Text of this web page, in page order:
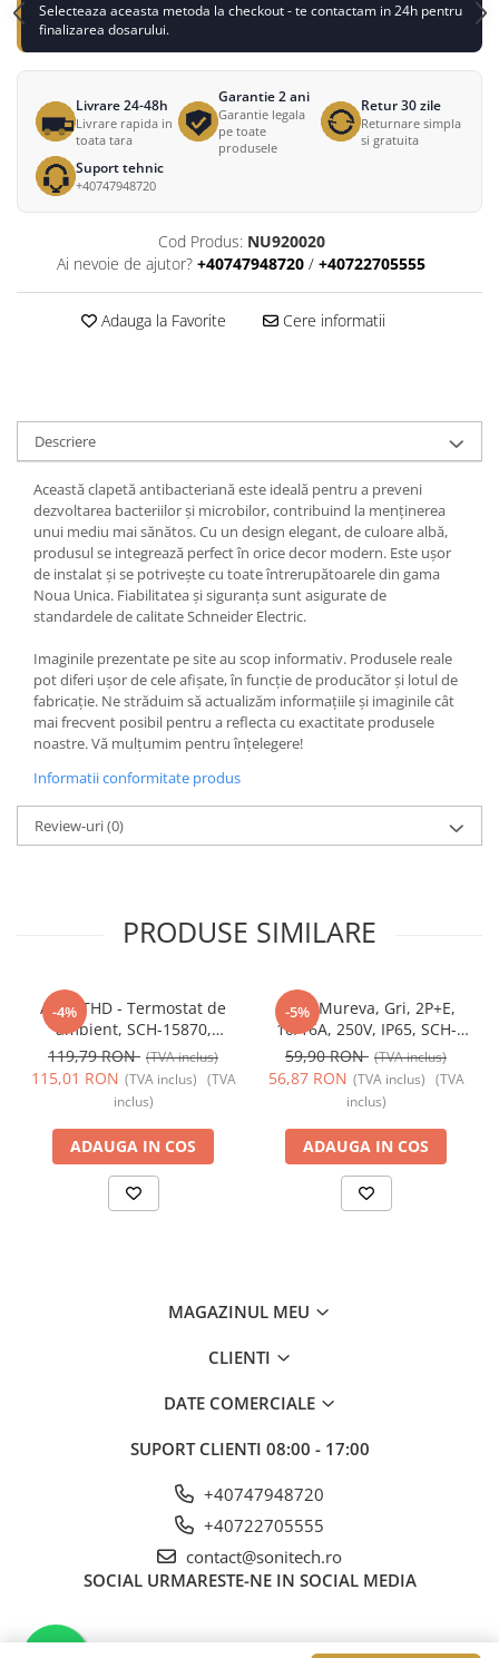
Selecteaza aceasta metoda la checkout - te contactam in 24h pentru
finalizarea dosarului.
Livrare 24-48h
Livrare rapida in
toata tara
Garantie 2 ani
Garantie legala
pe toate
produsele
Retur 30 zile
Returnare simpla
si gratuita
Suport tehnic
+40747948720
Cod Produs: NU920020
Ai nevoie de ajutor? +40747948720 / +40722705555
Adauga la Favorite Cere informatii
Descriere
Această clapetă antibacteriană este ideală pentru a preveni
dezvoltarea bacteriilor și microbilor, contribuind la menținerea
unui mediu mai sănătos. Cu un design elegant, de culoare albă,
produsul se integrează perfect în orice decor modern. Este ușor
de instalat și se potrivește cu toate întrerupătoarele din gama
Noua Unica. Fiabilitatea și siguranța sunt asigurate de
standardele de calitate Schneider Electric.
Imaginile prezentate pe site au scop informativ. Produsele reale
pot diferi ușor de cele afișate, în funcție de producător și lotul de
fabricație. Ne străduim să actualizăm informațiile și imaginile cât
mai frecvent posibil pentru a reflecta cu exactitate produsele
noastre. Vă mulțumim pentru înțelegere!
Informatii conformitate produs
Review-uri(0)
PRODUSE SIMILARE
-4%
Acti9 THD - Termostat de
ambient, SCH-15870,
Schneider Electric -
Schneider
119,79 RON (TVA inclus)
115,01 RON (TVA inclus) (TVA
inclus)
ADAUGA IN COS
-5%
Priza Mureva, Gri, 2P+E,
10/16A, 250V, IP65, SCH-
81141, Schneider Electric -
Schneider
59,90 RON (TVA inclus)
56,87 RON (TVA inclus) (TVA
inclus)
ADAUGA IN COS
MAGAZINUL MEU
CLIENTI
DATE COMERCIALE
SUPORT CLIENTI 08:00 - 17:00
+40747948720
+40722705555
contact@sonitech.ro
SOCIAL URMARESTE-NE IN SOCIAL MEDIA